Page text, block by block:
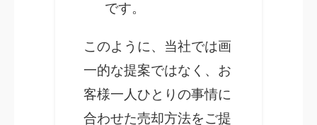
です。
このように、当社では画
一的な提案ではなく、お
客様一人ひとりの事情に
合わせた売却方法をご提